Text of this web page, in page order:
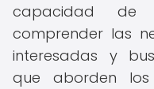
capacidad de
comprender las
interesadas y
que aborden